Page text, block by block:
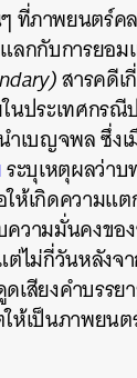
ที่ภาพยนตร์ค
ลกกับการยอม
สารคดี
นประเทศกร
เบญจพล ซึ่งเ
ระบุเหตุผลว่า
ห้เกิดความแ
ความมั่นคงข
ต่ไม่กี่วันหลัง
เสียงคำบรร
ห้เป็นภาพยน